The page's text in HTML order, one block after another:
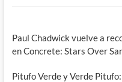
Paul Chadwick vuelve a
en Concrete: Stars Over
Pitufo Verde y Verde